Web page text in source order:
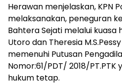
Herawan menjelaskan, KPN
melaksanakan, peneguran
Bahtera Sejati melalui kuasa
Utoro dan Theresia
memenuhi Putusan
Nomor:61/PDT/ 2018/
hukum tetap.